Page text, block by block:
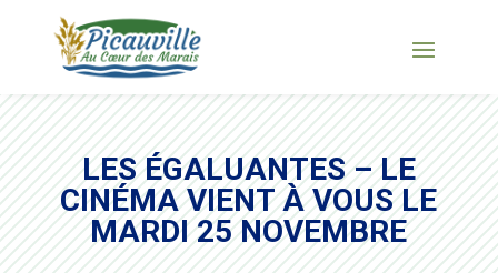
LES ÉGALUANTES – LE
CINÉMA VIENT À VOUS LE
MARDI 25 NOVEMBRE